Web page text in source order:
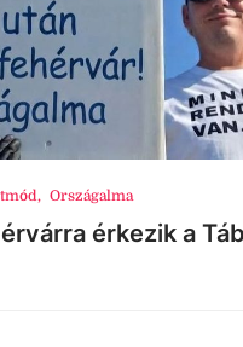
, Országalma
érkezik a